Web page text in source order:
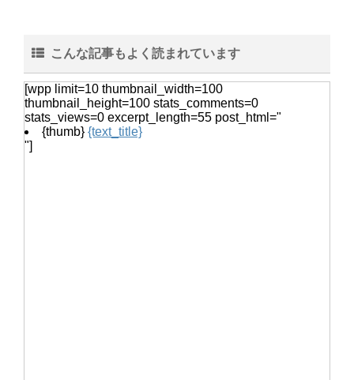
んー』この鳴き声の意味とは
ヒョウモントカゲモドキは脱皮した皮
を食べる？脱皮について
こんな記事もよく読まれています
[wpp limit=10 thumbnail_width=100
thumbnail_height=100 stats_comments=0
stats_views=0 excerpt_length=55 post_html="
{thumb} {text_title}
"]